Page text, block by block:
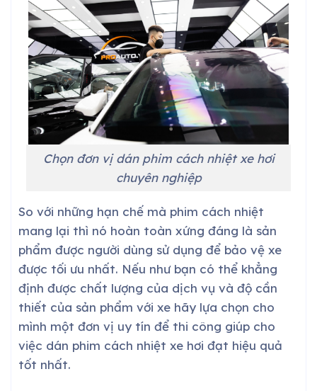
Chọn đơn vị dán phim cách nhiệt xe hơi
chuyên nghiệp
So với những hạn chế mà phim cách nhiệt
mang lại thì nó hoàn toàn xứng đáng là sản
phẩm được người dùng sử dụng để bảo vệ xe
được tối ưu nhất. Nếu như bạn có thể khẳng
định được chất lượng của dịch vụ và độ cần
thiết của sản phẩm với xe hãy lựa chọn cho
mình một đơn vị uy tín để thi công giúp cho
việc dán phim cách nhiệt xe hơi đạt hiệu quả
tốt nhất.